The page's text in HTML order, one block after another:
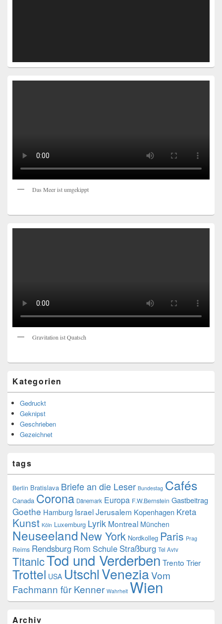
Das Meer ist umgekippt
Gravitation ist Quatsch
Kategorien
Gedruckt
Geknipst
Geschrieben
Gezeichnet
tags
Berlin Bratislava Briefe an die Leser Bundestag Cafés
Canada Corona Dänemark Europa F.W.Bernstein Gastbeitrag
Goethe Hamburg IsraelJerusalem Kopenhagen Kreta
Kunst Köln Luxemburg Lyrik Montreal München
Neuseeland New York Nordkolleg Paris Prag
Reims Rendsburg Rom Schule Straßburg Tel Aviv
TitanicTod und Verderben Trento Trier
Trottel USA UtschlVeneziaVom
Fachmann für Kenner Wahrheit Wien
Archiv